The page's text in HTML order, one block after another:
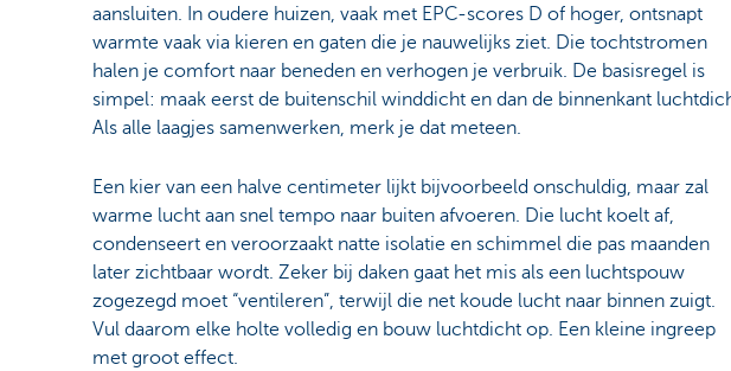
aansluiten. In oudere huizen, vaak met EPC-scores D of hoger, ontsnapt
warmte vaak via kieren en gaten die je nauwelijks ziet. Die tochtstromen
halen je comfort naar beneden en verhogen je verbruik. De basisregel is
simpel: maak eerst de buitenschil winddicht en dan de binnenkant
Als alle laagjes samenwerken, merk je dat meteen.
Een kier van een halve centimeter lijkt bijvoorbeeld onschuldig, maar zal
warme lucht aan snel tempo naar buiten afvoeren. Die lucht koelt af,
condenseert en veroorzaakt natte isolatie en schimmel die pas maanden
later zichtbaar wordt. Zeker bij daken gaat het mis als een luchtspouw
zogezegd moet “ventileren”, terwijl die net koude lucht naar binnen zuigt.
Vul daarom elke holte volledig en bouw luchtdicht op. Een kleine ingreep
met groot effect.